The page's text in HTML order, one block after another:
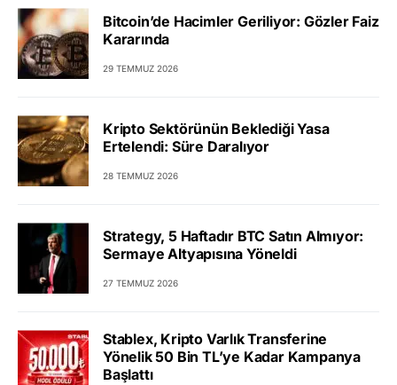
Bitcoin’de Hacimler Geriliyor: Gözler Faiz
Kararında
29 TEMMUZ 2026
Kripto Sektörünün Beklediği Yasa
Ertelendi: Süre Daralıyor
28 TEMMUZ 2026
Strategy, 5 Haftadır BTC Satın Almıyor:
Sermaye Altyapısına Yöneldi
27 TEMMUZ 2026
Stablex, Kripto Varlık Transferine
Yönelik 50 Bin TL’ye Kadar Kampanya
Başlattı